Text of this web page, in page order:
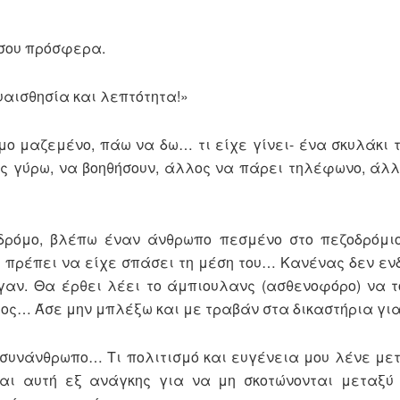
πρόσφερα.
και λεπτότητα!»
πάω να δω… τι είχε γίνει- ένα σκυλάκι
γύρω, να βοηθήσουν, άλλος να πάρει τηλέφωνο,
βλέπω έναν άνθρωπο πεσμένο στο
να είχε σπάσει τη μέση του… Κανένας δεν
Θα έρθει λέει το άμπιουλανς (ασθενοφόρο) να
Άσε μην μπλέξω και με τραβάν στα δικαστήρια
Τι πολιτισμό και ευγένεια μου λένε
αυτή εξ ανάγκης για να μη σκοτώνονται